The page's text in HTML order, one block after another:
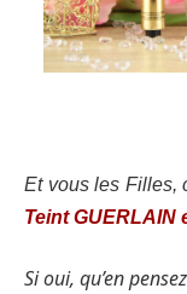
Et vous les Filles,
Teint GUERLAIN
Si oui, qu’en